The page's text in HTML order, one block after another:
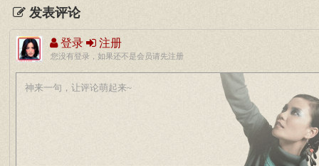
发表评论
登录 注册
您没有登录，如果还不是会员请先注册